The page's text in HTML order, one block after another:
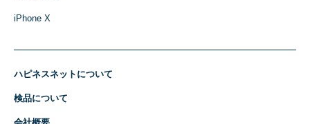
iPhone X
ハピネスネットについて
検品について